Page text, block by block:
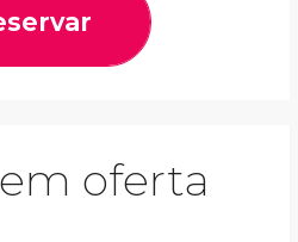
oferta